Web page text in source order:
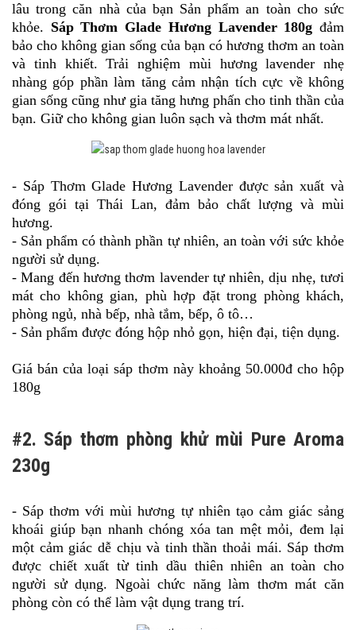
lâu trong căn nhà của bạn Sản phẩm an toàn cho sức
khỏe. Sáp Thơm Glade Hương Lavender 180g đảm
bảo cho không gian sống của bạn có hương thơm an toàn
và tinh khiết. Trải nghiệm mùi hương lavender nhẹ
nhàng góp phần làm tăng cảm nhận tích cực về không
gian sống cũng như gia tăng hưng phấn cho tinh thần của
bạn. Giữ cho không gian luôn sạch và thơm mát nhất.
- Sáp Thơm Glade Hương Lavender được sản xuất và
đóng gói tại Thái Lan, đảm bảo chất lượng và mùi
hương.
- Sản phẩm có thành phần tự nhiên, an toàn với sức khỏe
người sử dụng.
- Mang đến hương thơm lavender tự nhiên, dịu nhẹ, tươi
mát cho không gian, phù hợp đặt trong phòng khách,
phòng ngủ, nhà bếp, nhà tắm, bếp, ô tô…
- Sản phẩm được đóng hộp nhỏ gọn, hiện đại, tiện dụng.
Giá bán của loại sáp thơm này khoảng 50.000đ cho hộp
180g
#2. Sáp thơm phòng khử mùi Pure Aroma
230g
- Sáp thơm với mùi hương tự nhiên tạo cảm giác sảng
khoái giúp bạn nhanh chóng xóa tan mệt mỏi, đem lại
một cảm giác dễ chịu và tinh thần thoải mái. Sáp thơm
được chiết xuất từ tinh dầu thiên nhiên an toàn cho
người sử dụng. Ngoài chức năng làm thơm mát căn
phòng còn có thể làm vật dụng trang trí.